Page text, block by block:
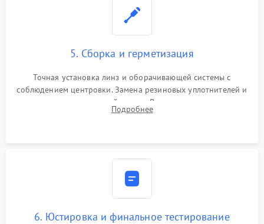
5. Сборка и герметизация
Точная установка линз и оборачивающей системы с
соблюдением центровки. Замена резиновых уплотнителей и
нанесение влагозащитной смазки. Вакуумирование корпуса
и заполнение его осушенным азотом или аргоном для
Подробнее
6. Юстировка и финальное тестирование